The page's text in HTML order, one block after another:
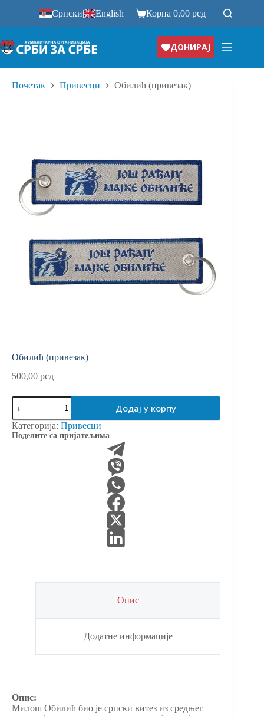
Српски| English Корпа0,00рсд
ДОНИРАЈ
Почетак Привесци Обилић (привезак)
Обилић (привезак)
500,00 рсд
Обилић
(привезак)
количина
Додај у корпу
Категорија: Привесци
Поделите са пријатељима
Опис
Додатне информације
Опис:
Милош Обилић био је српски витез из средњег